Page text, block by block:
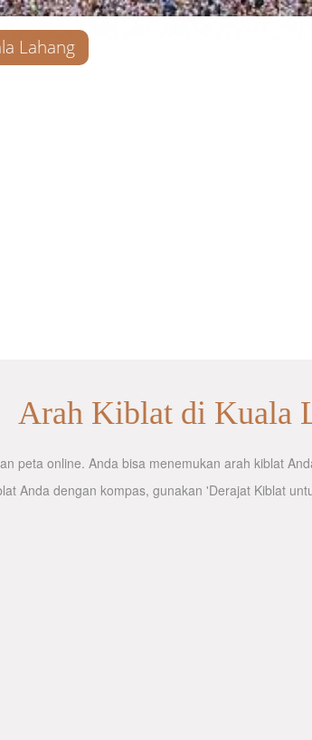
Lahang
Arah Kiblat di Kuala
peta online. Anda bisa menemukan arah kiblat
Anda dengan kompas, gunakan 'Derajat Kiblat